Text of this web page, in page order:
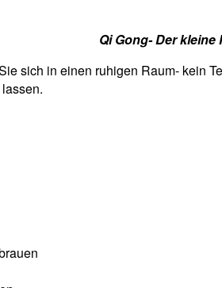
Qi Gong- Der kleine
sich in einen ruhigen Raum- kein